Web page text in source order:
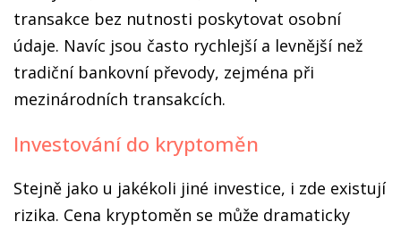
transakce bez nutnosti poskytovat osobní
údaje. Navíc jsou často rychlejší a levnější než
tradiční bankovní převody, zejména při
mezinárodních transakcích.
Investování do kryptoměn
Stejně jako u jakékoli jiné investice, i zde existují
rizika. Cena kryptoměn se může dramaticky